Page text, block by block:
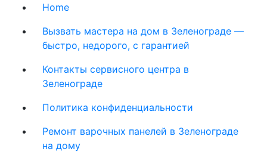
Home
Вызвать мастера на дом в Зеленограде —
быстро, недорого, с гарантией
Контакты сервисного центра в
Зеленограде
Политика конфиденциальности
Ремонт варочных панелей в Зеленограде
на дому